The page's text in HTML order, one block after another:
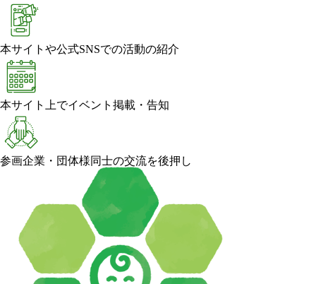
本サイトや公式SNSでの活動の紹介
本サイト上でイベント掲載・告知
参画企業・団体様同士の交流を後押し